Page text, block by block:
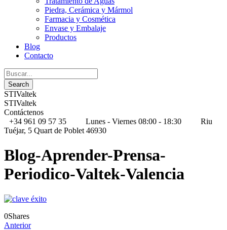
Piedra, Cerámica y Mármol
Farmacia y Cosmética
Envase y Embalaje
Productos
Blog
Contacto
STIValtek
STIValtek
Contáctenos
+34 961 09 57 35
Lunes - Viernes 08:00 - 18:30
Riu
Tuéjar, 5 Quart de Poblet 46930
Blog-Aprender-Prensa-
Periodico-Valtek-Valencia
0Shares
Anterior